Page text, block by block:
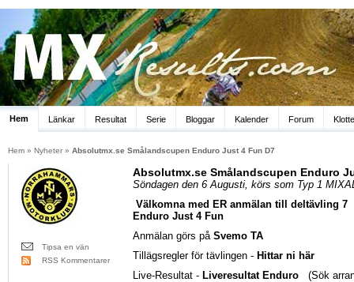
Hem Länkar Resultat Serie Bloggar Kalender Forum
Hem » Nyheter » Absolutmx.se Smålandscupen Enduro Just 4 Fun D7
Tipsa en vän
RSS Kommentarer
Absolutmx.se Smålandscupen Enduro
Söndagen den 6 Augusti, körs som Typ 1
Välkomna med ER anmälan till deltävling
Enduro Just 4 Fun
Anmälan görs på Svemo TA
Tillägsregler för tävlingen - Hittar ni här
Live-Resultat - Liveresultat Enduro
(Sök